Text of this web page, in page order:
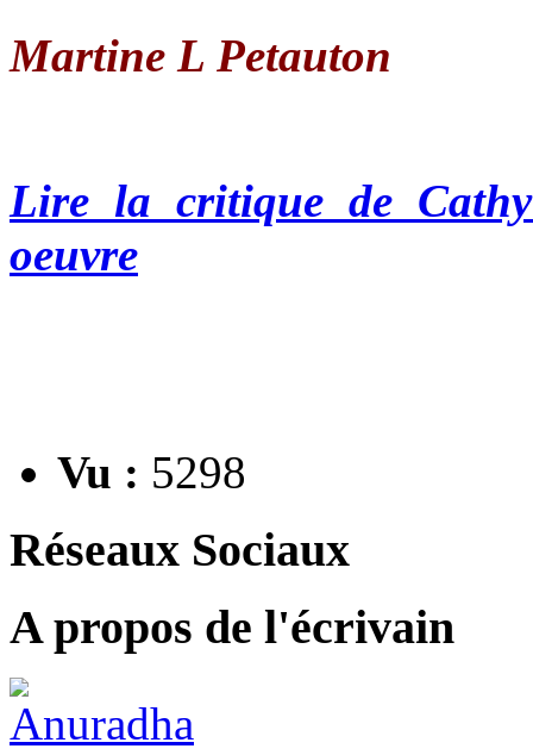
Martine L Petauton
Lire la critique de
oeuvre
Vu : 5298
Réseaux Sociaux
A propos de l'écrivain